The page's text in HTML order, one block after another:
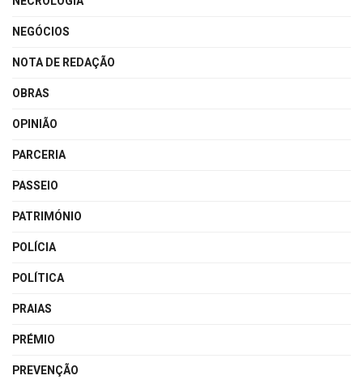
NEGÓCIOS
NOTA DE REDAÇÃO
OBRAS
OPINIÃO
PARCERIA
PASSEIO
PATRIMÓNIO
POLÍCIA
POLÍTICA
PRAIAS
PRÉMIO
PREVENÇÃO